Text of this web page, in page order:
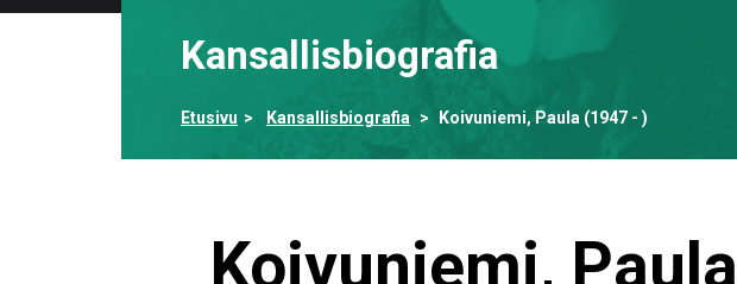
Kansallisbiografia
Etusivu Kansallisbiografia Koivuniemi, Paula (1947 - )
Koivuniemi, Paula